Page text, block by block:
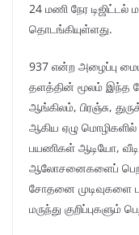
24 மணி நேர
தொடங்கியுள்ளது.
937 என்ற அழைப்பு
தளத்தின் மூலம் இந்த
ஆங்கிலம், பிரஞ்சு,
ஆகிய ஏழு
பயணிகள் ஆடியோ,
ஆலோசனைகளைப்
சோதனை முடிவுகளை
மருந்து குறிப்புகளும்